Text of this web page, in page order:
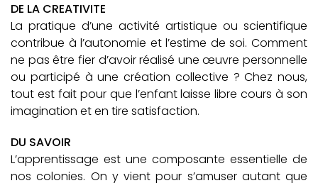
DE LA CREATIVITE
La pratique d’une activité artistique ou scientifique
contribue à l’autonomie et l’estime de soi. Comment
ne pas être fier d’avoir réalisé une œuvre personnelle
ou participé à une création collective ? Chez nous,
tout est fait pour que l’enfant laisse libre cours à son
imagination et en tire satisfaction.
DU SAVOIR
L’apprentissage est une composante essentielle de
nos colonies. On y vient pour s’amuser autant que